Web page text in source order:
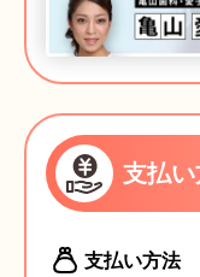
支払
支払い方法